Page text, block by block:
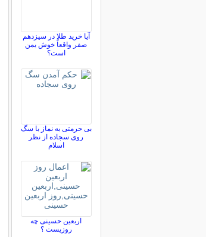
آیا خرید طلا در سیزدهم
صفر واقعاً خوش یمن
است؟
بی حرمتی به نماز با سگ
روی سجاده از نظر
اسلام
اربعین حسینی چه
روزیست ؟